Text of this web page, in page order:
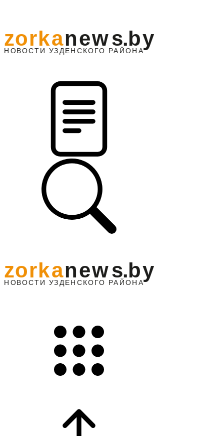
НО ВОСТИ УЗДЕНС КО ГО РАЙОНА
zorkanews.by